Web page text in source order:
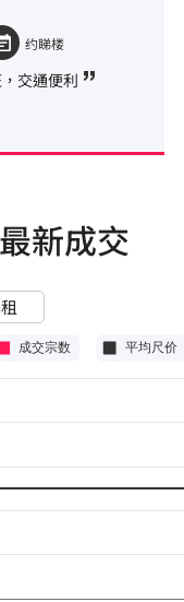
最新成交
约睇楼
交通便利